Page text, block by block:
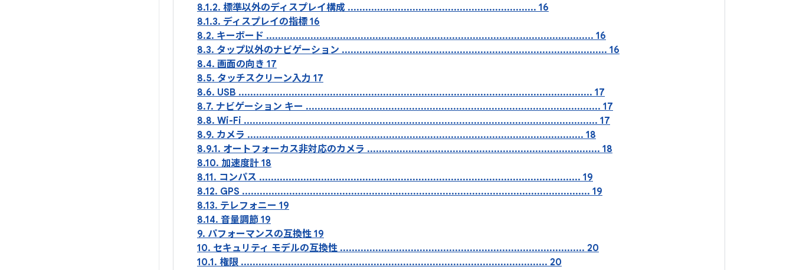
8.1.2. 標準以外のディスプレイ構成 ................................................................ 16
8.1.3. ディスプレイの指標 16
8.2. キーボード ............................................................................................................... 16
8.3. タップ以外のナビゲーション .......................................................................................... 16
8.4. 画面の向き 17
8.5. タッチスクリーン入力 17
8.6. USB ........................................................................................................................ 17
8.7. ナビゲーション キー .................................................................................................... 17
8.8. Wi-Fi ........................................................................................................................ 17
8.9. カメラ .................................................................................................................. 18
8.9.1. オートフォーカス非対応のカメラ ............................................................................... 18
8.10. 加速度計 18
8.11. コンパス ............................................................................................................. 19
8.12. GPS ...................................................................................................................... 19
8.13. テレフォニー 19
8.14. 音量調節 19
9. パフォーマンスの互換性 19
10. セキュリティ モデルの互換性 ................................................................................... 20
10.1. 権限 ........................................................................................................ 20